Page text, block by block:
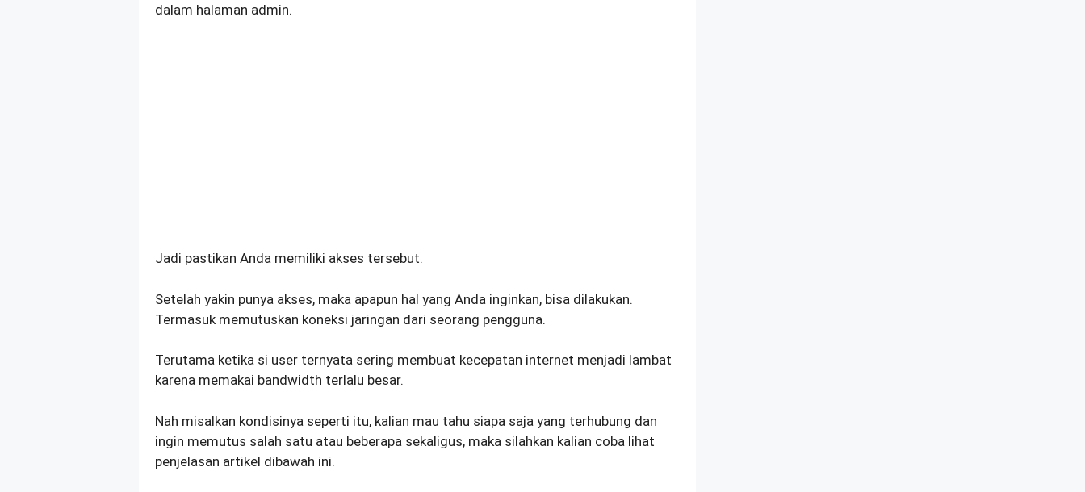
dalam halaman admin.
Jadi pastikan Anda memiliki akses tersebut.
Setelah yakin punya akses, maka apapun hal yang Anda inginkan, bisa dilakukan.
Termasuk memutuskan koneksi jaringan dari seorang pengguna.
Terutama ketika si user ternyata sering membuat kecepatan internet menjadi lambat
karena memakai bandwidth terlalu besar.
Nah misalkan kondisinya seperti itu, kalian mau tahu siapa saja yang terhubung dan
ingin memutus salah satu atau beberapa sekaligus, maka silahkan kalian coba lihat
penjelasan artikel dibawah ini.